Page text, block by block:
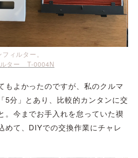
ィルター。
ター T-0004N
もよかったのですが、私のクルマ
5分」とあり、比較的カンタンに交
。今までお手入れを怠っていた禊
めて、DIYでの交換作業にチャレ